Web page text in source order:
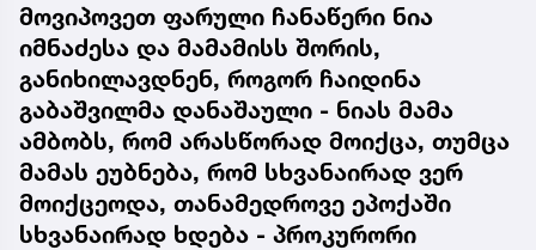
მოვიპოვეთ ფარული ჩანაწერი ნია
იმნაძესა და მამამისს შორის,
განიხილავდნენ, როგორ ჩაიდინა
გაბაშვილმა დანაშაული - ნიას მამა
ამბობს, რომ არასწორად მოიქცა, თუმცა
მამას ეუბნება, რომ სხვანაირად ვერ
მოიქცეოდა, თანამედროვე ეპოქაში
სხვანაირად ხდება - პროკურორი